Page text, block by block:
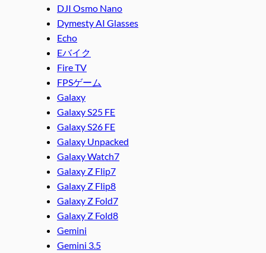
DJI Osmo Nano
Dymesty AI Glasses
Echo
Eバイク
Fire TV
FPSゲーム
Galaxy
Galaxy S25 FE
Galaxy S26 FE
Galaxy Unpacked
Galaxy Watch7
Galaxy Z Flip7
Galaxy Z Flip8
Galaxy Z Fold7
Galaxy Z Fold8
Gemini
Gemini 3.5